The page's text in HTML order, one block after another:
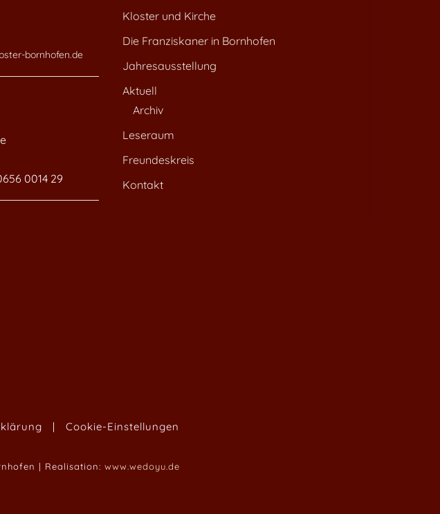
bornhofen.de
0014 29
Kloster und Kirche
Die Franziskaner in Bornhofen
Jahresausstellung
Aktuell
Archiv
Leseraum
Freundeskreis
Kontakt
| Cookie-Einstellungen
| Realisation: www.wedoyu.de